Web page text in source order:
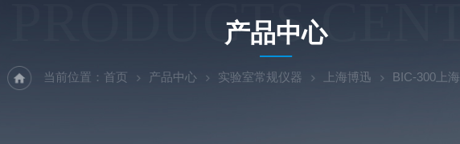
PRODUCTS
产品中心
当前位置： 首页 产品中心 实验室常规仪器 上海博迅 BIC-300上